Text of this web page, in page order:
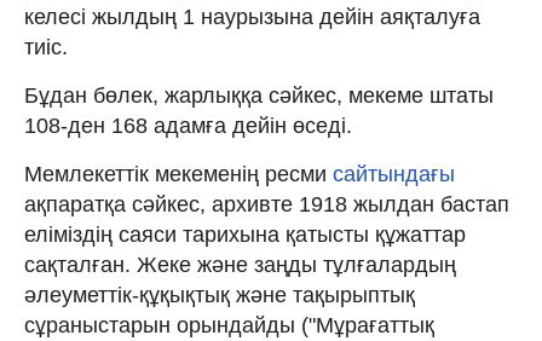
келесі жылдың 1 наурызына дейін аяқталуға
тиіс.
Бұдан бөлек, жарлыққа сәйкес, мекеме штаты
108-ден 168 адамға дейін өседі.
Мемлекеттік мекеменің ресми сайтындағы
ақпаратқа сәйкес, архивте 1918 жылдан бастап
еліміздің саяси тарихына қатысты құжаттар
сақталған. Жеке және заңды тұлғалардың
әлеуметтік-құқықтық және тақырыптық
сұраныстарын орындайды ("Мұрағаттық